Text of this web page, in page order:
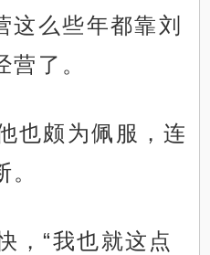
这么些年都靠刘
了。
也颇为佩服，连
，“我也就这点